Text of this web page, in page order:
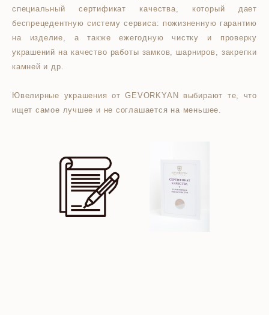
специальный сертификат качества, который дает
беспрецедентную систему сервиса: пожизненную гарантию
на изделие, а также ежегодную чистку и проверку
украшений на качество работы замков, шарниров, закрепки
камней и др.
Ювелирные украшения от GEVORKYAN выбирают те, что
ищет самое лучшее и не соглашается на меньшее.